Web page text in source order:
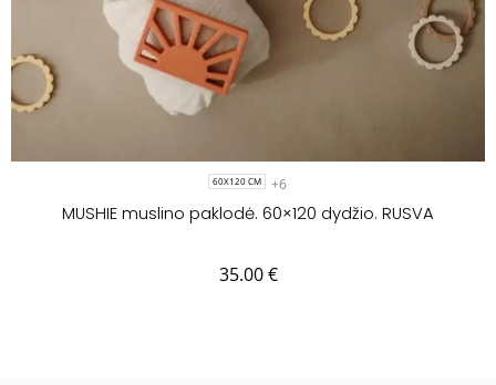
60X120 CM +6
MUSHIE muslino paklodė. 60×120 dydžio. RUSVA
35.00€